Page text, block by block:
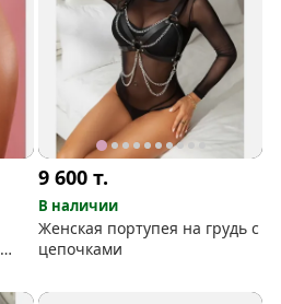
9 600т.
В наличии
Женская портупея на грудь с
цепочками